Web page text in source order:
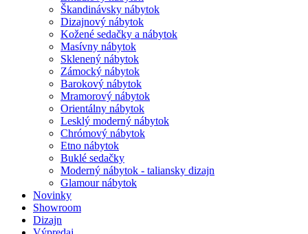
Škandinávsky nábytok
Dizajnový nábytok
Kožené sedačky a nábytok
Masívny nábytok
Sklenený nábytok
Zámocký nábytok
Barokový nábytok
Mramorový nábytok
Orientálny nábytok
Lesklý moderný nábytok
Chrómový nábytok
Etno nábytok
Buklé sedačky
Moderný nábytok - taliansky dizajn
Glamour nábytok
Novinky
Showroom
Dizajn